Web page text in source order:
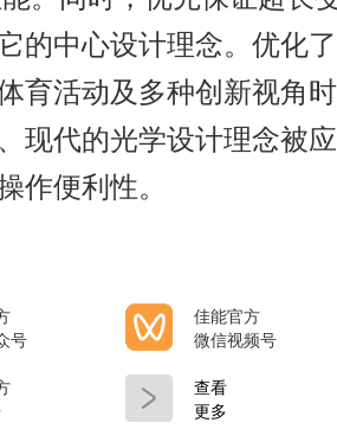
的中心设计理念。优化
育活动及多种创新视角
现代的光学设计理念被
作便利性。
号
佳能官方
微信视频号
查看
更多